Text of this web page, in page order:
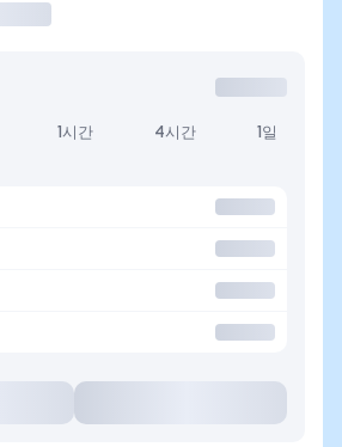
1시간 4시간 1일